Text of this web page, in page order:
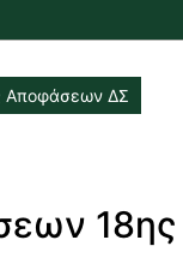
Αποφάσεων ΔΣ
18ης